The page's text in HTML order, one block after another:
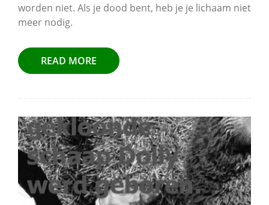
worden niet. Als je dood bent, heb je je lichaam niet
meer nodig.
READ MORE